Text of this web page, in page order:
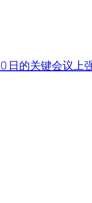
日的关键会议上